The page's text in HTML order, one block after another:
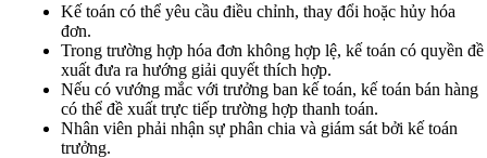
Kế toán có thể yêu cầu điều chỉnh, thay đổi hoặc hủy hóa
đơn.
Trong trường hợp hóa đơn không hợp lệ, kế toán có quyền đề
xuất đưa ra hướng giải quyết thích hợp.
Nếu có vướng mắc với trưởng ban kế toán, kế toán bán hàng
có thể đề xuất trực tiếp trường hợp thanh toán.
Nhân viên phải nhận sự phân chia và giám sát bởi kế toán
trưởng.